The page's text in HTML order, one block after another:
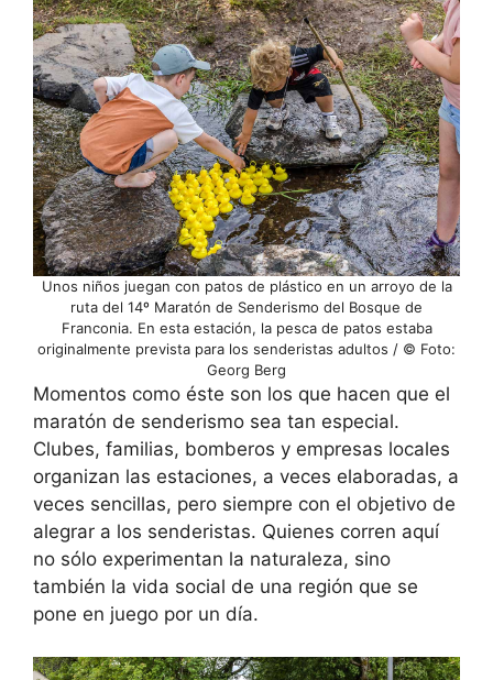
Unos niños juegan con patos de plástico en un arroyo de la
ruta del 14º Maratón de Senderismo del Bosque de
Franconia. En esta estación, la pesca de patos estaba
originalmente prevista para los senderistas adultos / © Foto:
Georg Berg
Momentos como éste son los que hacen que el
maratón de senderismo sea tan especial.
Clubes, familias, bomberos y empresas locales
organizan las estaciones, a veces elaboradas, a
veces sencillas, pero siempre con el objetivo de
alegrar a los senderistas. Quienes corren aquí
no sólo experimentan la naturaleza, sino
también la vida social de una región que se
pone en juego por un día.